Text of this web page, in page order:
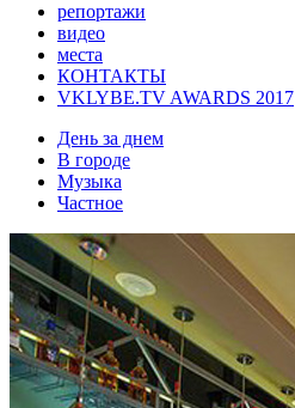
репортажи
видео
места
КОНТАКТЫ
VKLYBE.TV AWARDS 2017
День за днем
В городе
Музыка
Частное